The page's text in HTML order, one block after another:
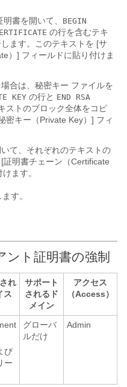
書を開いて、 BEGIN
の行を含むテキ
ます。このテキストを [サ
）] フィールドに貼り付けま
合は、秘密キー ファイルを
KEY の行と END RSA
ストのブロック全体をコピ
密キー（Private Key）] フィ
て、それぞれのテキストの
明書チェーン（Certificate
ます。
す。
ント証明書の強制
れ
ス
サポート
されるド
メイン
アクセス
（Access）
び
ー
グローバ
ルだけ
Admin